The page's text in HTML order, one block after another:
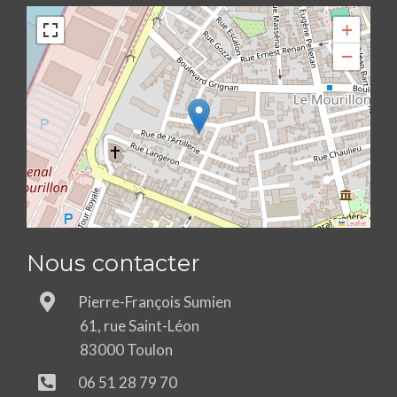
+
−
Leaflet
Nous contacter
Pierre-François Sumien
61, rue Saint-Léon
83000 Toulon
06 51 28 79 70